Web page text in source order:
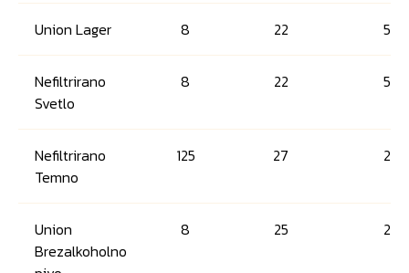
Union Lager 8 22 5
Nefiltrirano
Svetlo
8 22 5
Nefiltrirano
Temno
125 27 2
Union
Brezalkoholno
8 25 2